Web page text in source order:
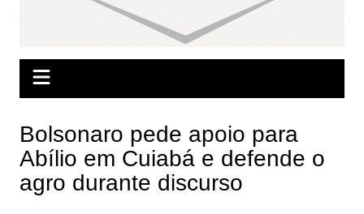
Bolsonaro pede apoio para
Abílio em Cuiabá e defende o
agro durante discurso